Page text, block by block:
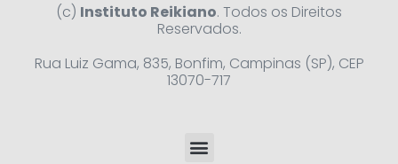
(c) Instituto Reikiano. Todos os Direitos
Reservados.
Rua Luiz Gama, 835, Bonfim, Campinas (SP), CEP
13070-717